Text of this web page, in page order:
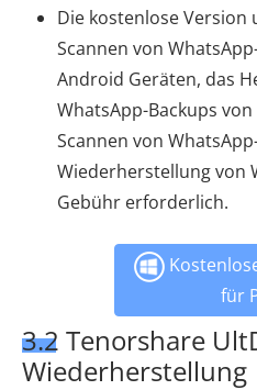
Die kostenlose
Scannen von
Android Geräten, das
WhatsApp-Backups
Scannen von
Wiederherstellung von
Gebühr erforderlich.
für
3.2 Tenorshare
Wiederherstellung